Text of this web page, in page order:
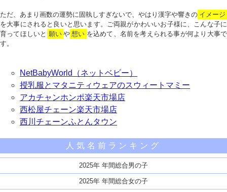
ただ、あまり画数の運勢に固執しすぎないで、やはり漢字や響きの イメージ
を大事にされると良いと思います。ご両親がかわいいお子様に、こんな子に
育ってほしいと 願い や 想い を込めて、名前を考えられる事が何より大事で
す。
NetBabyWorld（ネットベビー）
授乳服とマタニティウェアのスウィートマミー
アカチャンホンポ楽天市場店
西松屋チェーン楽天市場店
西川チェーンふとんタウン
人気名前ランキング
2025年 年間総合男の子
2025年 年間総合女の子